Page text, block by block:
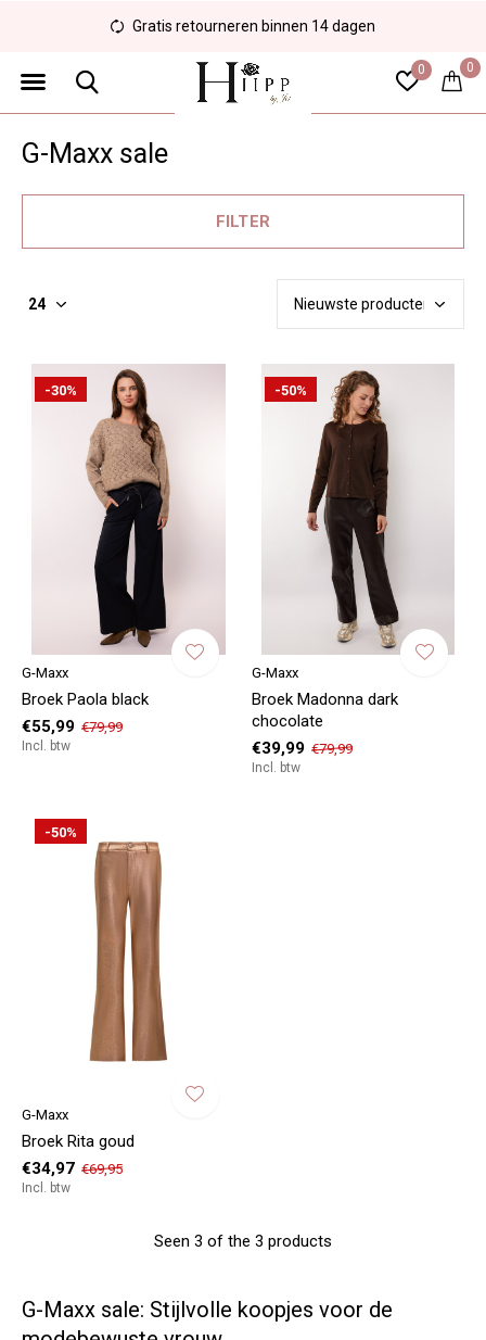
0 0
Gratis retourneren binnen 14 dagen
G-Maxx sale
FILTER
-30%
G-Maxx
Broek Paola black
€55,99 €79,99
Incl. btw
-50%
G-Maxx
Broek Madonna dark
chocolate
€39,99 €79,99
Incl. btw
-50%
G-Maxx
Broek Rita goud
€34,97 €69,95
Incl. btw
Seen 3 of the 3 products
G-Maxx sale: Stijlvolle koopjes voor de